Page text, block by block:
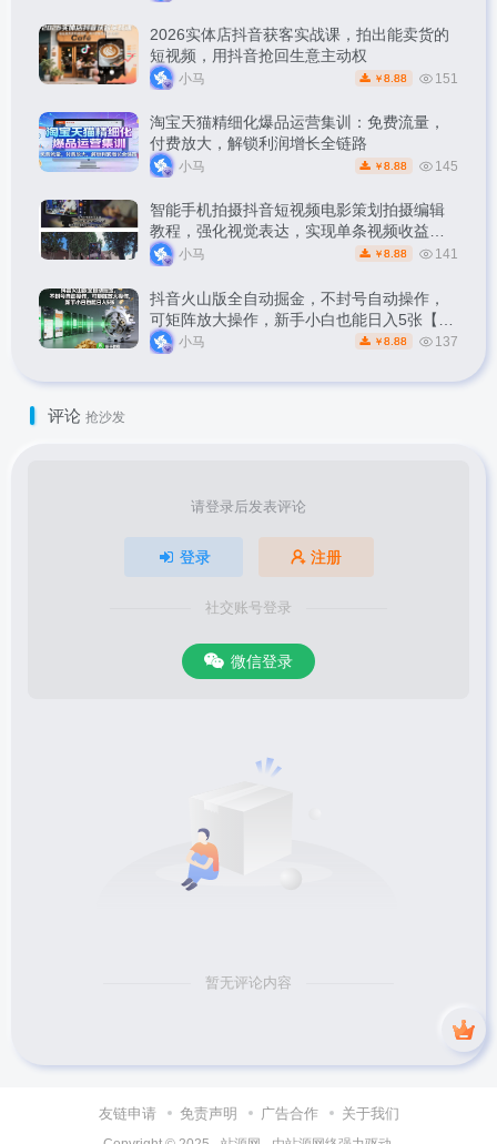
2026实体店抖音获客实战课，拍出能卖货的
短视频，用抖音抢回生意主动权
小马 ￥ 8.88 151
淘宝天猫精细化爆品运营集训：免费流量，
付费放大，解锁利润增长全链路
小马 ￥ 8.88 145
智能手机拍摄抖音短视频电影策划拍摄编辑
教程，强化视觉表达，实现单条视频收益破
1k
小马 ￥ 8.88 141
抖音火山版全自动掘金，不封号自动操作，
可矩阵放大操作，新手小白也能日入5张【揭
秘】小马 ￥ 8.88 137
评论 抢沙发
请登录后发表评论
登录 注册
社交账号登录
微信登录
暂无评论内容
友链申请 免责声明 广告合作 关于我们